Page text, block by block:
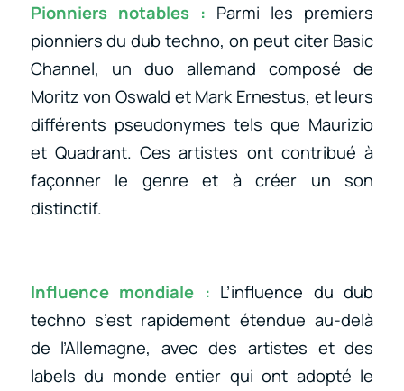
Pionniers notables : Parmi les premiers
pionniers du dub techno, on peut citer Basic
Channel, un duo allemand composé de
Moritz von Oswald et Mark Ernestus, et leurs
différents pseudonymes tels que Maurizio
et Quadrant. Ces artistes ont contribué à
façonner le genre et à créer un son
distinctif.
Influence mondiale : L’influence du dub
techno s’est rapidement étendue au-delà
de l’Allemagne, avec des artistes et des
labels du monde entier qui ont adopté le